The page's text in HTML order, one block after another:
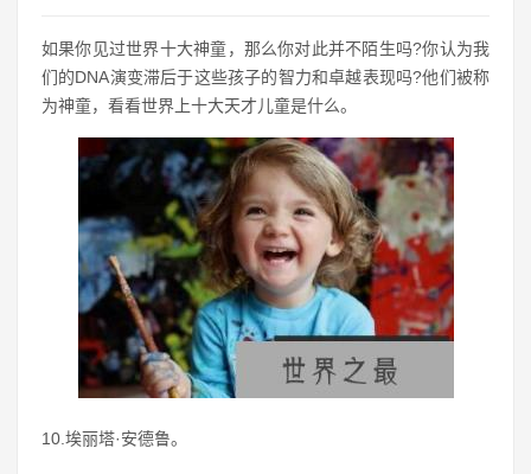
如果你见过世界十大神童，那么你对此并不陌生吗?你认为我
们的DNA演变滞后于这些孩子的智力和卓越表现吗?他们被称
为神童，看看世界上十大天才儿童是什么。
10.埃丽塔·安德鲁。